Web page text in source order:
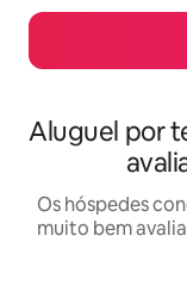
Aluguel por
Os hóspedes
muito bem